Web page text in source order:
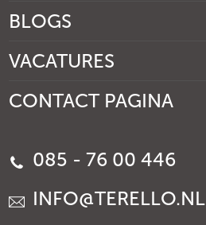
BLOGS
VACATURES
CONTACT PAGINA
085 - 76 00 446
INFO@TERELLO.NL